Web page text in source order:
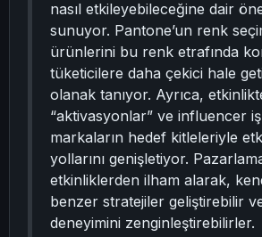
nasıl etkileyebileceğine dair
sunuyor. Pantone’un renk
ürünlerini bu renk etrafında
tüketicilere daha çekici hale
olanak tanıyor. Ayrıca,
“aktivasyonlar” ve influencer
markaların hedef kitleleriyle
yollarını genişletiyor.
etkinliklerden ilham alarak,
benzer stratejiler geliştirebilir
deneyimini zenginleştirebilirler.